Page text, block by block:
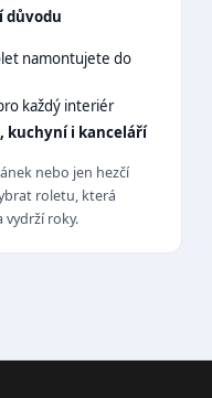
důvodu
namontujete do
každý interiér
kuchyní i kanceláří
nebo jen hezčí
roletu, která
vydrží roky.